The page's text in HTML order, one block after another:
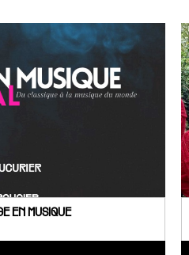
EN MUSIQUE